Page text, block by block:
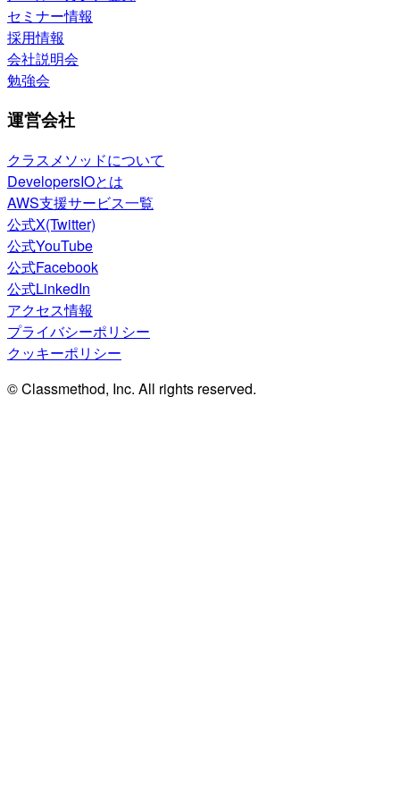
セミナー情報
採用情報
会社説明会
勉強会
運営会社
クラスメソッドについて
DevelopersIOとは
AWS支援サービス一覧
公式X(Twitter)
公式YouTube
公式Facebook
公式LinkedIn
アクセス情報
プライバシーポリシー
クッキーポリシー
© Classmethod, Inc. All rights reserved.